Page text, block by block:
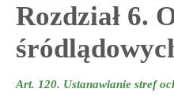
Rozdział 6.
Art. 120. Ustanawianie stref